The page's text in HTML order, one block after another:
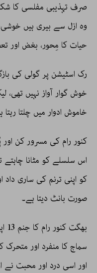
صرف تہذیبی مفلسی کا
وہ ازل سے بیری ہیں
حیات کا مِحور، بغض اور
رک اسٹیشن پر گولی کی
خوش گوار آواز نہیں
خاموش ادوار میں چلتا رہتا
کنور رام کی مسرور کن
اس سلسلے کو مٹانا
کو اپنی ترنم کی ساری
صورت بانٹ دیتا ہے۔
سماج کا منفرد اور متحرک
اور اسی درد اور محبت نے